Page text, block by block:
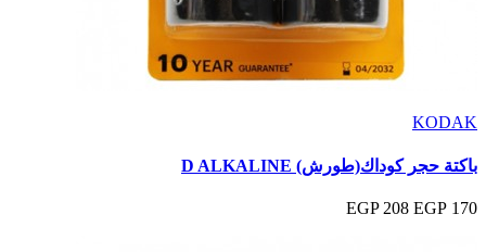
KODAK
باكتة حجر كوداك(طورش) D ALKALINE
170 EGP
208 EGP